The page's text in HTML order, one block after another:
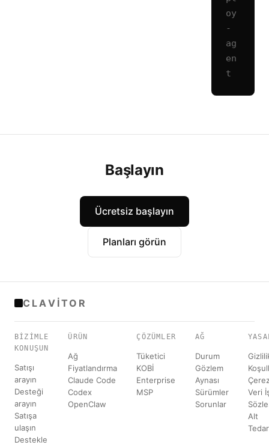
oy
-
ag
en
t
Başlayın
Ücretsiz başlayın
Planları görün
CLAVITOR
BIZIMLE
KONUŞUN
Satışı
arayın
Desteği
arayın
Satışa
ulaşın
Destekle
ÜRÜN
Ağ
Fiyatlandırma
Claude Code
Codex
OpenClaw
ÇÖZÜMLER
Tüketici
KOBİ
Enterprise
MSP
AĞ
Durum
Gözlem
Aynası
Sürümler
Sorunlar
Veri
Alt